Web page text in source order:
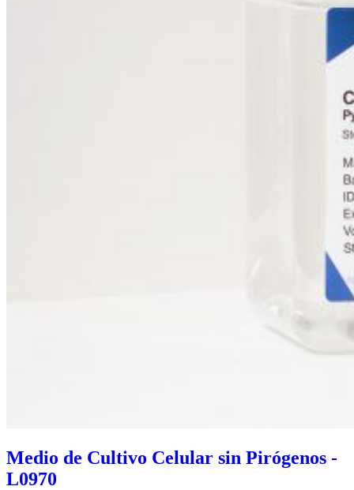
Medio de Cultivo Celular sin Pirógenos -
L0970